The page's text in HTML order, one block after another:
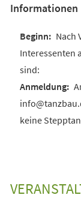
Informationen
Nach
Interessenten
sind:
keine